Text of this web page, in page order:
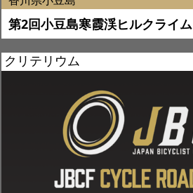
第2回小豆島寒霞渓ヒルクライム
クリテリウム